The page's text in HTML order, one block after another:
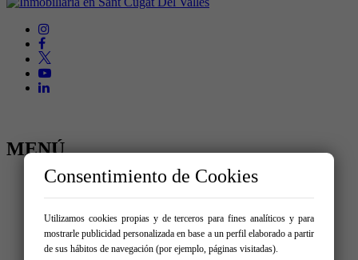
MENÚ
Inicio
Comprar
Alquilar
Traspaso
Vende tu inmueble
Nosotros
Consentimiento de Cookies
Utilizamos cookies propias y de terceros para fines analíticos y para
mostrarle publicidad personalizada en base a un perfil elaborado a partir
de sus hábitos de navegación (por ejemplo, páginas visitadas).